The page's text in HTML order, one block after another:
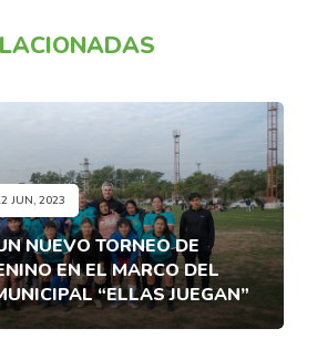
JUN, 2023
NUEVO TORNEO DE
EN EL MARCO DEL
“ELLAS JUEGAN”